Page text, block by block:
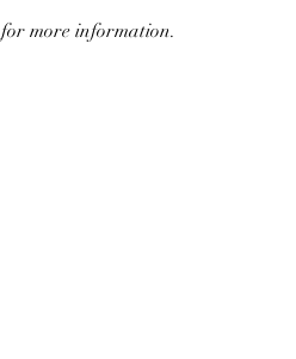
for more information.